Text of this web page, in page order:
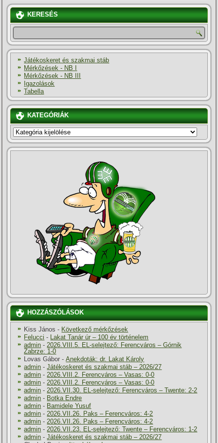
KERESÉS
Játékoskeret és szakmai stáb
Mérkőzések - NB I
Mérkőzések - NB III
Igazolások
Tabella
KATEGÓRIÁK
KATEGÓRIÁK
HOZZÁSZÓLÁSOK
Kiss János - Következő mérkőzések
Felucci - Lakat Tanár úr – 100 év történelem
admin -2026.VIII.5. EL-selejtező: Ferencváros – Górnik
Zabrze: 1-0
Lovas Gábor -Anekdoták: dr. Lakat Károly
admin -Játékoskeret és szakmai stáb – 2026/27
admin -2026.VIII.2. Ferencváros – Vasas: 0-0
admin -2026.VIII.2. Ferencváros – Vasas: 0-0
admin -2026.VII.30. EL-selejtező: Ferencváros – Twente: 2-2
admin - Botka Endre
admin - Bamidele Yusuf
admin -2026.VII.26. Paks – Ferencváros: 4-2
admin -2026.VII.26. Paks – Ferencváros: 4-2
admin -2026.VII.23. EL-selejtező: Twente – Ferencváros: 1-2
admin -Játékoskeret és szakmai stáb – 2026/27